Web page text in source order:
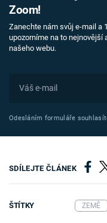
Zoom!
Zanechte nám svůj e-mail a
upozorníme na to nejnovější
našeho webu.
Odesláním formuláře
SDÍLEJTE ČLÁNEK
ŠTÍTKY ZEMĚ